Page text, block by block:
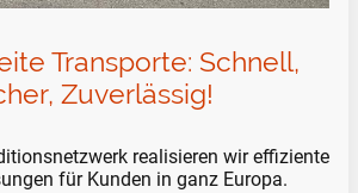
Transporte: Schnell,
Zuverlässig!
realisieren wir effiziente
für Kunden in ganz Europa.